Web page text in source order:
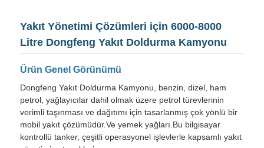
Haberler
Tüm servis talepleri
Teklif isteği
Tank yarı römork
Yakıt Yönetimi Çözümleri için 6000-8000
Litre Dongfeng Yakıt Doldurma Kamyonu
Ürün Genel Görünümü
Dongfeng Yakıt Doldurma Kamyonu, benzin, dizel, ham
petrol, yağlayıcılar dahil olmak üzere petrol türevlerinin
verimli taşınması ve dağıtımı için tasarlanmış çok yönlü bir
mobil yakıt çözümüdür.Ve yemek yağları.Bu bilgisayar
kontrollü tanker, çeşitli operasyonel işlevlerle kapsamlı yakıt